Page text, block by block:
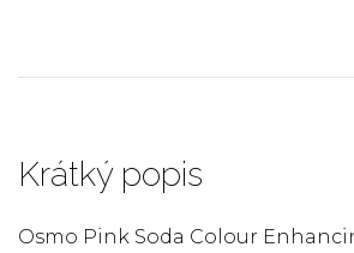
Krátký popis
Osmo Pink Soda Colour